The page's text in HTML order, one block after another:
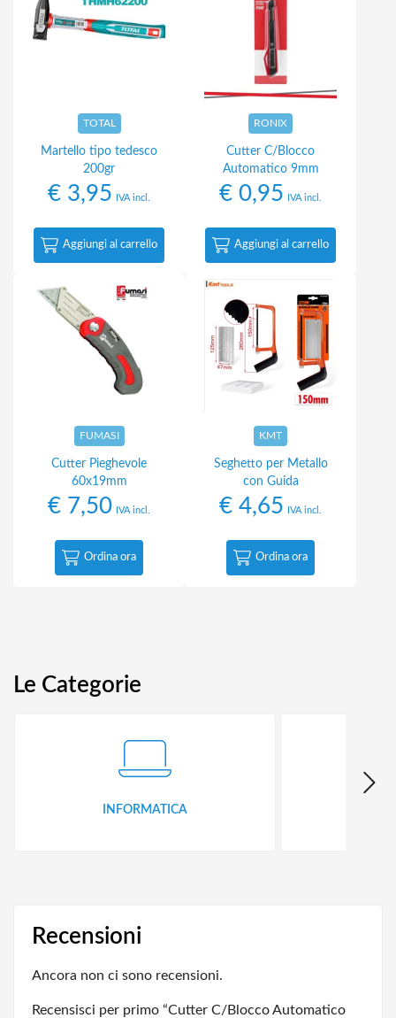
TOTAL
Martello tipo tedesco
200gr
€ 3,95 IVA incl.
Aggiungi al carrello
RONIX
Cutter C/Blocco
Automatico 9mm
€ 0,95 IVA incl.
Aggiungi al carrello
FUMASI
Cutter Pieghevole
60x19mm
€ 7,50 IVA incl.
Ordina ora
KMT
Seghetto per Metallo
con Guida
€ 4,65 IVA incl.
Ordina ora
Le Categorie
INFORMATICA
Recensioni
Ancora non ci sono recensioni.
Recensisci per primo “Cutter C/Blocco Automatico